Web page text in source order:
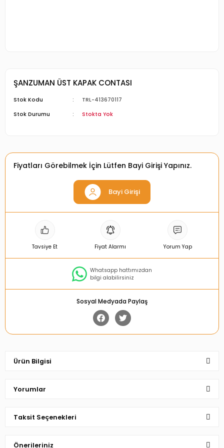
ŞANZUMAN ÜST KAPAK CONTASI
Stok Kodu
TRL-413670117
Stok Durumu
Stokta Yok
Fiyatları Görebilmek İçin Lütfen Bayi Girişi Yapınız.
Bayi Girişi
Tavsiye Et Fiyat Alarmı Yorum Yap
Whatsapp hattımızdan
bilgi alabilirsiniz
Sosyal Medyada Paylaş
Ürün Bilgisi
Yorumlar
Taksit Seçenekleri
Önerileriniz